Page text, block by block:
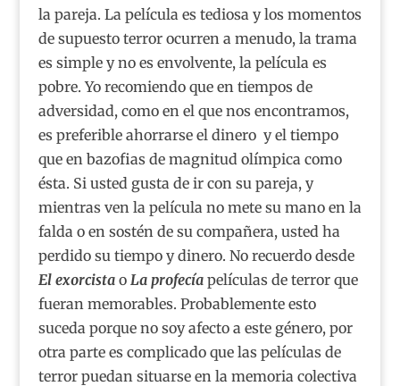
la pareja. La película es tediosa y los momentos
de supuesto terror ocurren a menudo, la trama
es simple y no es envolvente, la película es
pobre. Yo recomiendo que en tiempos de
adversidad, como en el que nos encontramos,
es preferible ahorrarse el dinero y el tiempo
que en bazofias de magnitud olímpica como
ésta. Si usted gusta de ir con su pareja, y
mientras ven la película no mete su mano en la
falda o en sostén de su compañera, usted ha
perdido su tiempo y dinero. No recuerdo desde
El exorcistao La profecía películas de terror que
fueran memorables. Probablemente esto
suceda porque no soy afecto a este género, por
otra parte es complicado que las películas de
terror puedan situarse en la memoria colectiva